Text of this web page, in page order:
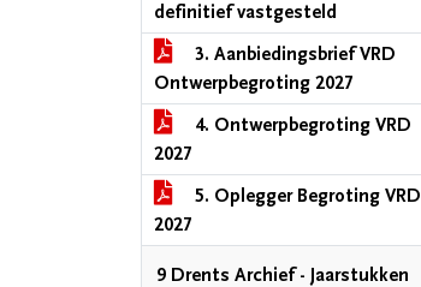
definitief vastgesteld
3. Aanbiedingsbrief VRD
Ontwerpbegroting 2027
4. Ontwerpbegroting VRD
2027
5. Oplegger Begroting VRD
2027
9 Drents Archief - Jaarstukken